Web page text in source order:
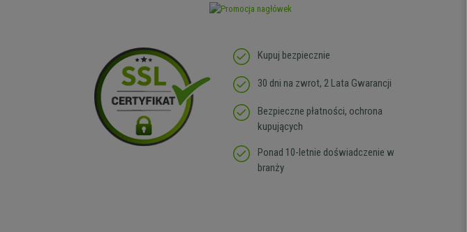
Kupuj bezpiecznie
30 dni na zwrot, 2 Lata Gwarancji
Bezpieczne płatności, ochrona
kupujących
Ponad 10-letnie doświadczenie w
branży